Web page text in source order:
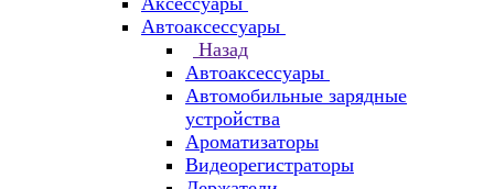
Автоаксессуары
Назад
Автоаксессуары
Автомобильные зарядные
устройства
Ароматизаторы
Видеорегистраторы